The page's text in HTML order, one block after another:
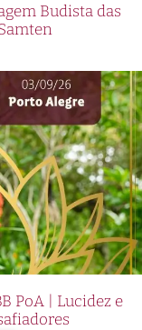
Budista das
PoA | Lucidez e